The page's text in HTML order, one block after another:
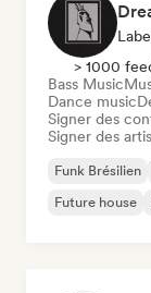
> 1000
Bass Music
Dance music
Signer des
Signer des
Funk Brésilien
Future house